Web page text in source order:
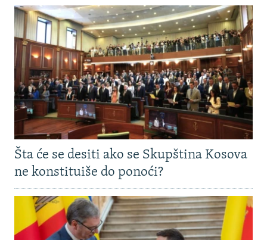
Šta će se desiti ako se Skupština Kosova
ne konstituiše do ponoći?